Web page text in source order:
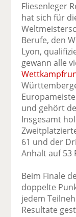
Fliesenleger
hat sich für
Berufe, den
Lyon,
gewann alle
und gehört
Insgesamt
61 und der
Anhalt auf 53
Beim Finale
doppelte
jedem
Resultate